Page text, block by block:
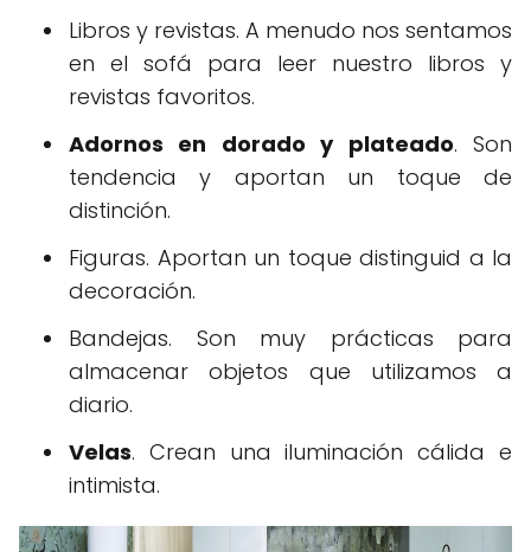
Libros y revistas. A menudo nos sentamos
en el sofá para leer nuestro libros y
revistas favoritos.
Adornos en dorado y plateado. Son
tendencia y aportan un toque de
distinción.
Figuras. Aportan un toque distinguid a la
decoración.
Bandejas. Son muy prácticas para
almacenar objetos que utilizamos a
diario.
Velas. Crean una iluminación cálida e
intimista.